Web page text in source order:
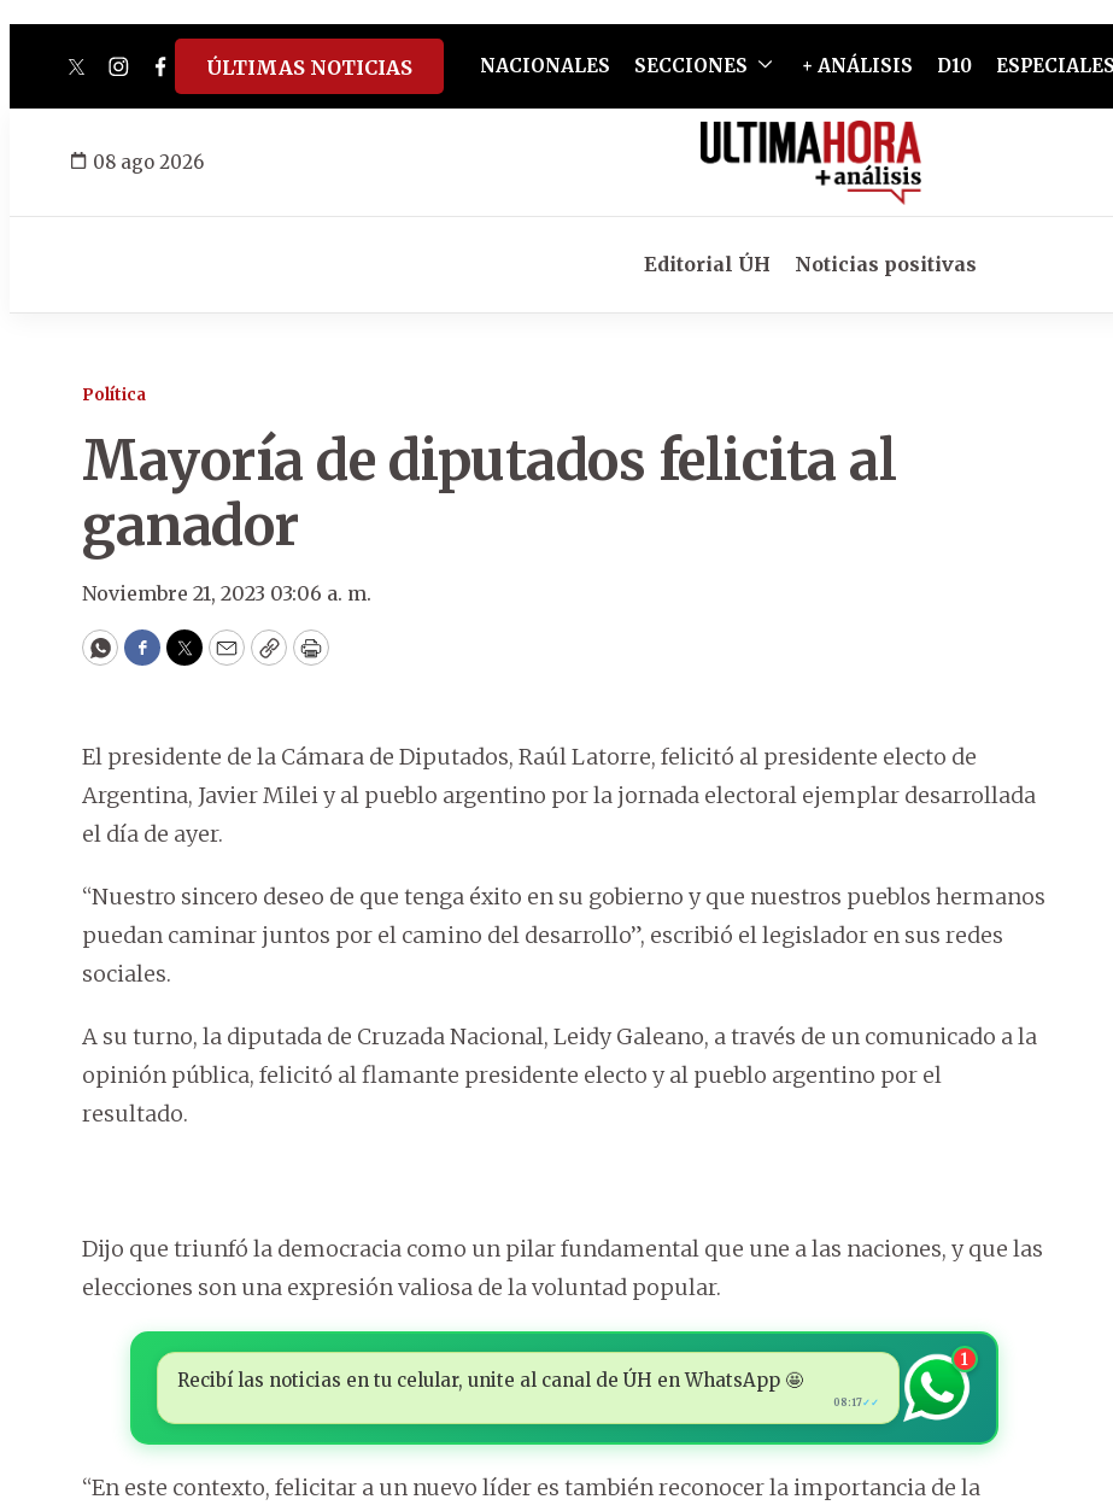
twitterinstagram
facebook
tiktokyoutube
spotify
ÚLTIMAS NOTICIAS NACIONALES SECCIONES + ANÁLISIS D10 ESPECIALES
08 ago 2026
Editorial ÚH Noticias positivas
Política
Mayoría de diputados felicita al
ganador
Noviembre 21, 2023 03:06 a. m.
WhatsApp
Facebook
Twitter
EmailCopyPrint
El presidente de la Cámara de Diputados, Raúl Latorre, felicitó al presidente electo de
Argentina, Javier Milei y al pueblo argentino por la jornada electoral ejemplar desarrollada
el día de ayer.
“Nuestro sincero deseo de que tenga éxito en su gobierno y que nuestros pueblos hermanos
puedan caminar juntos por el camino del desarrollo”, escribió el legislador en sus redes
sociales.
A su turno, la diputada de Cruzada Nacional, Leidy Galeano, a través de un comunicado a la
opinión pública, felicitó al flamante presidente electo y al pueblo argentino por el
resultado.
Dijo que triunfó la democracia como un pilar fundamental que une a las naciones, y que las
elecciones son una expresión valiosa de la voluntad popular.
Recibí las noticias en tu celular, unite al canal de ÚH en WhatsApp 🤩
08:17✓✓
1
“En este contexto, felicitar a un nuevo líder es también reconocer la importancia de la